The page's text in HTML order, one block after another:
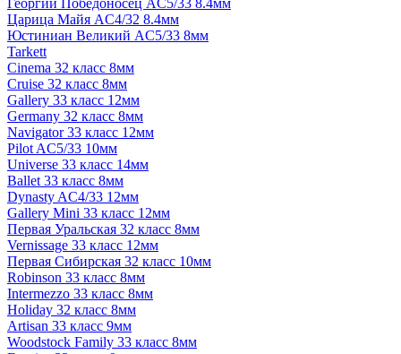
Георгий Победоносец AC5/33 8.4мм
Царица Майя AC4/32 8.4мм
Юстиниан Великий AC5/33 8мм
Tarkett
Cinema 32 класс 8мм
Cruise 32 класс 8мм
Gallery 33 класс 12мм
Germany 32 класс 8мм
Navigator 33 класс 12мм
Pilot AC5/33 10мм
Universe 33 класс 14мм
Ballet 33 класс 8мм
Dynasty AC4/33 12мм
Gallery Mini 33 класс 12мм
Первая Уральская 32 класс 8мм
Vernissage 33 класс 12мм
Первая Сибирская 32 класс 10мм
Robinson 33 класс 8мм
Intermezzo 33 класс 8мм
Holiday 32 класс 8мм
Artisan 33 класс 9мм
Woodstock Family 33 класс 8мм